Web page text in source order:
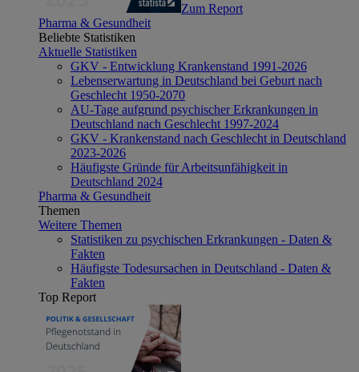
Zum Report
Pharma & Gesundheit
Beliebte Statistiken
Aktuelle Statistiken
GKV - Entwicklung Krankenstand 1991-2026
Lebenserwartung in Deutschland bei Geburt nach
Geschlecht 1950-2070
AU-Tage aufgrund psychischer Erkrankungen in
Deutschland nach Geschlecht 1997-2024
GKV - Krankenstand nach Geschlecht in Deutschland
2023-2026
Häufigste Gründe für Arbeitsunfähigkeit in
Deutschland 2024
Pharma & Gesundheit
Themen
Weitere Themen
Statistiken zu psychischen Erkrankungen - Daten &
Fakten
Häufigste Todesursachen in Deutschland - Daten &
Fakten
Top Report